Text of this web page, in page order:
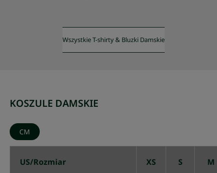
Wszystkie T-shirty & Bluzki Damskie
KOSZULE DAMSKIE
CM
US/Rozmiar XS S M